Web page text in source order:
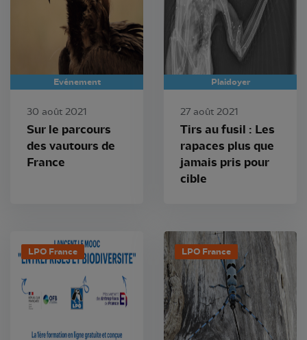
Evénement
30 août 2021
Sur le parcours
des vautours de
France
Plaidoyer
27 août 2021
Tirs au fusil : Les
rapaces plus que
jamais pris pour
cible
LPO France LPO France